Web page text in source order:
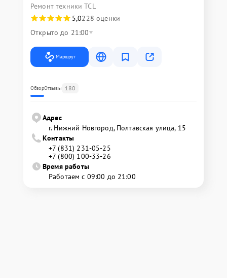
Ремонт техники TCL
5,0228 оценки
Открыто до 21:00
Маршрут
ОбзорОтзывы 180
Адрес
г. Нижний Новгород, Полтавская улица, 15
Контакты
+7 (831) 231-05-25
+7 (800) 100-33-26
Время работы
Работаем с 09:00 до 21:00